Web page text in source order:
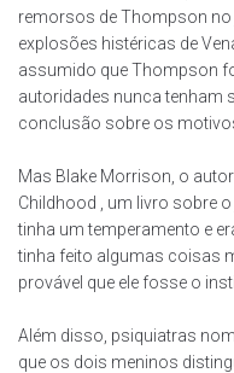
remorsos de Thompson
explosões histéricas de
assumido que Thompson
autoridades nunca tenham
conclusão sobre os
Mas Blake Morrison, o
Childhood , um livro sobre
tinha um temperamento e
tinha feito algumas coisas
provável que ele fosse o
Além disso, psiquiatras
que os dois meninos